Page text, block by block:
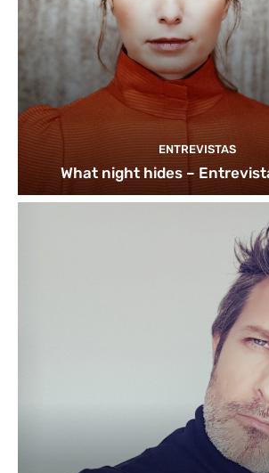
ENTREVISTAS
What night hides –